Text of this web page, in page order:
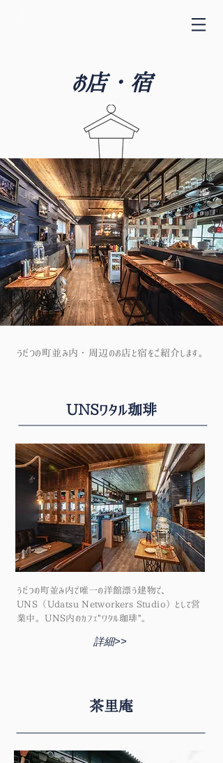
​お店・宿
UNSワタル珈琲
うだつの町並み内・周辺のお店と宿をご紹介します。
うだつの町並み内で唯一の洋館漂う建物で、
UNS（Udatsu Networkers Studio）として営
業中。UNS内のカフェ"ワタル珈琲"。
詳細>>
茶里庵